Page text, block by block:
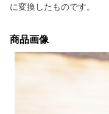
に変換したものです。
商品画像